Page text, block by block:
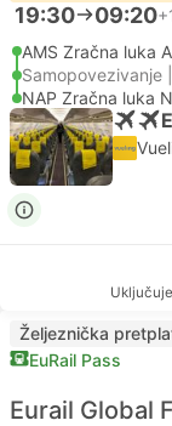
19:30 09:20
AMS Zračna luka
Samopovezivanje
NAP Zračna luka
Željeznička
EuRail Pass
Eurail Global